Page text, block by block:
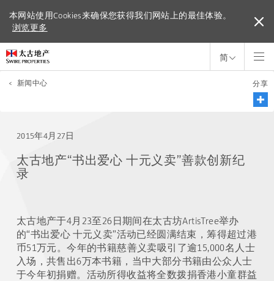
本网站使用Cookies来确保您获得我们网站上的最佳体验。
浏览更多
本网站使用Cookies来确保您获得我们网站上的最佳体验。
浏览更多
简
< 新闻中心 分享
2015年4月27日
太古地产“书出爱心 十元义卖”善款创新纪
录
太古地产于4月23至26日期间在太古坊ArtisTree举办
的“书出爱心 十元义卖”活动已经圆满结束，筹得超过港
币51万元。今年的书籍慈善义卖吸引了逾15,000名人士
入场，共售出6万本书籍，当中大部分书籍由公众人士
于今年初捐赠。活动所得收益将全数拨捐香港小童群益